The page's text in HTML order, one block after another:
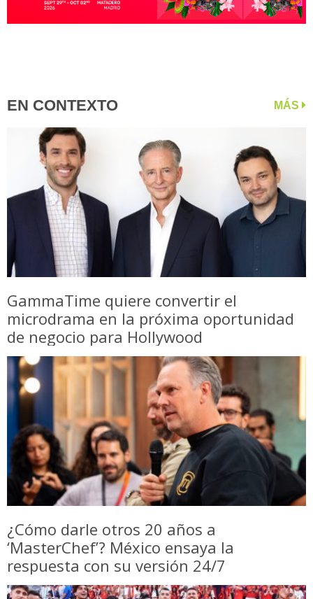
EN CONTEXTO MÁS
GammaTime quiere convertir el
microdrama en la próxima oportunidad
de negocio para Hollywood
¿Cómo darle otros 20 años a
‘MasterChef’? México ensaya la
respuesta con su versión 24/7